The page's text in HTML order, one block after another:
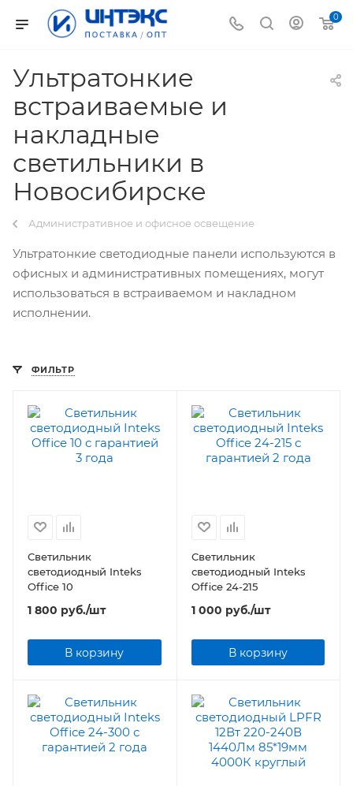
0
Ультратонкие
встраиваемые и
накладные
светильники в
Новосибирске
Административное и офисное освещение
Ультратонкие светодиодные панели используются в
офисных и административных помещениях, могут
использоваться в встраиваемом и накладном
исполнении.
ФИЛЬТР
Светильник
светодиодный Inteks
Office 10
1 800 руб./шт
В корзину
Светильник
светодиодный Inteks
Office 24-215
1 000 руб./шт
В корзину